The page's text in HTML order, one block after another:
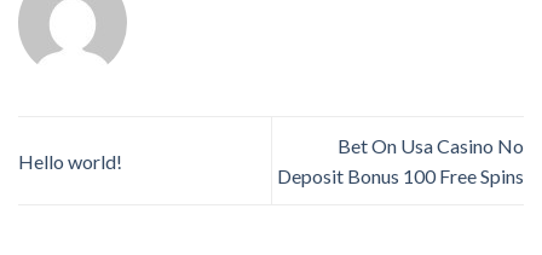
Hello world!
Bet On Usa Casino No
Deposit Bonus 100 Free Spins